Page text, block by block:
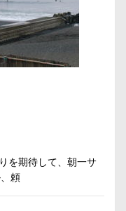
を期待して、朝一サ
頼